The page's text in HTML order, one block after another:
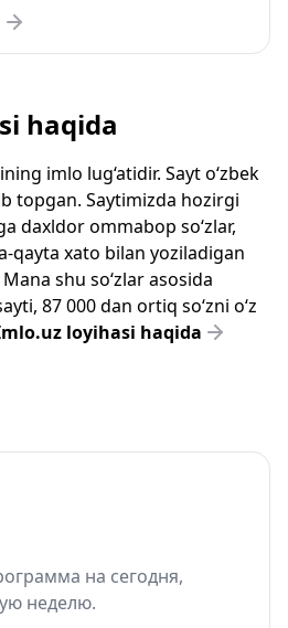
haqida
imlo lug‘atidir. Sayt o‘zbek
topgan. Saytimizda hozirgi
daxldor ommabop so‘zlar,
qayta xato bilan yoziladigan
shu so‘zlar asosida
87 000 dan ortiq so‘zni o‘z
loyihasi haqida
на сегодня,
неделю.